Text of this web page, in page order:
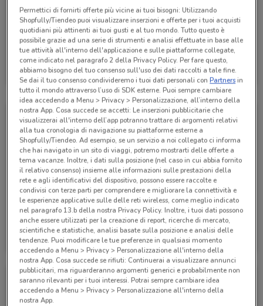
Alpitour
Scade il 31/10 70 m
Alpitour
Scade il 31/10 70 m
Alpitour
Scade il 31/12
Permettici di fornirti offerte più vicine ai tuoi bisogni: Utilizzando
Shopfully/Tiendeo puoi visualizzare inserzioni e offerte per i tuoi acquisti
quotidiani più attinenti ai tuoi gusti e al tuo mondo. Tutto questo è
possibile grazie ad una serie di strumenti e analisi effettuate in base alle
tue attività all'interno dell'applicazione e sulle piattaforme collegate,
come indicato nel paragrafo 2 della Privacy Policy. Per fare questo,
abbiamo bisogno del tuo consenso sull'uso dei dati raccolti a tale fine.
Se dai il tuo consenso condivideremo i tuoi dati personali conPartnersin
tutto il mondo attraverso l’uso di SDK esterne. Puoi sempre cambiare
idea accedendo a Menu > Privacy > Personalizzazione, all’interno della
nostra App. Cosa succede se accetti: Le inserzioni pubblicitarie che
visualizzerai all'interno dell’app potranno trattare di argomenti relativi
alla tua cronologia di navigazione su piattaforme esterne a
Shopfully/Tiendeo. Ad esempio, se un servizio a noi collegato ci informa
che hai navigato in un sito di viaggi, potremo mostrarti delle offerte a
tema vacanze. Inoltre, i dati sulla posizione (nel caso in cui abbia fornito
il relativo consenso) insieme alle informazioni sulle prestazioni della
rete e agli identificativi del dispositivo, possono essere raccolte e
condivisi con terze parti per comprendere e migliorare la connettività e
le esperienze applicative sulle delle reti wireless, come meglio indicato
nel paragrafo 13.b della nostra Privacy Policy. Inoltre, i tuoi dati possono
anche essere utilizzati per la creazione di report, ricerche di mercato,
scientifiche e statistiche, analisi basate sulla posizione e analisi delle
tendenze. Puoi modificare le tue preferenze in qualsiasi momento
accedendo a Menu > Privacy > Personalizzazione all'interno della
nostra App. Cosa succede se rifiuti: Continuerai a visualizzare annunci
pubblicitari, ma riguarderanno argomenti generici e probabilmente non
saranno rilevanti per i tuoi interessi. Potrai sempre cambiare idea
accedendo a Menu > Privacy > Personalizzazione all'interno della
nostra App.